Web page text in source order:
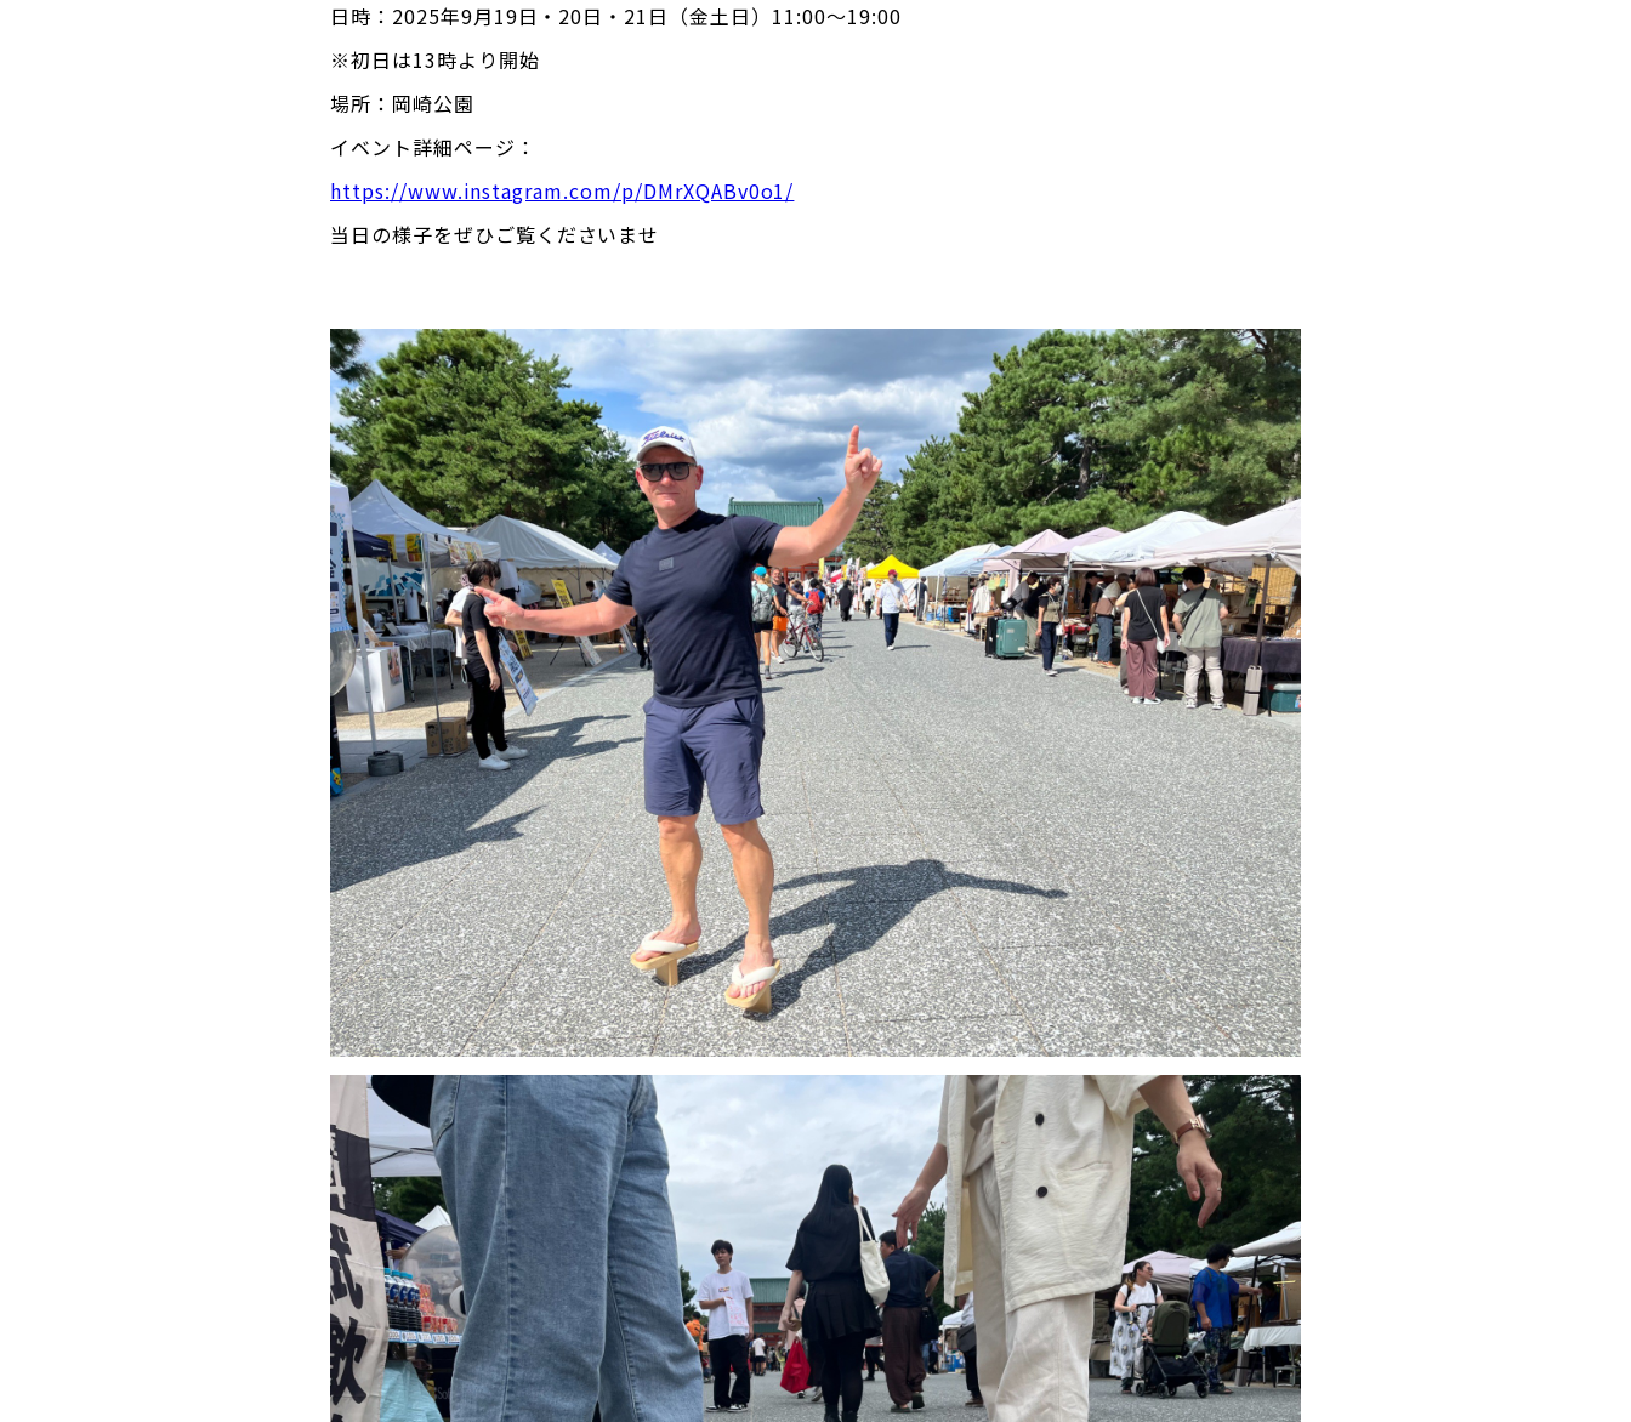
日時：2025年9月19日・20日・21日（金土日）11:00〜19:00
※初日は13時より開始
場所：岡崎公園
イベント詳細ページ：
https://www.instagram.com/p/DMrXQABv0o1/
当日の様子をぜひご覧くださいませ